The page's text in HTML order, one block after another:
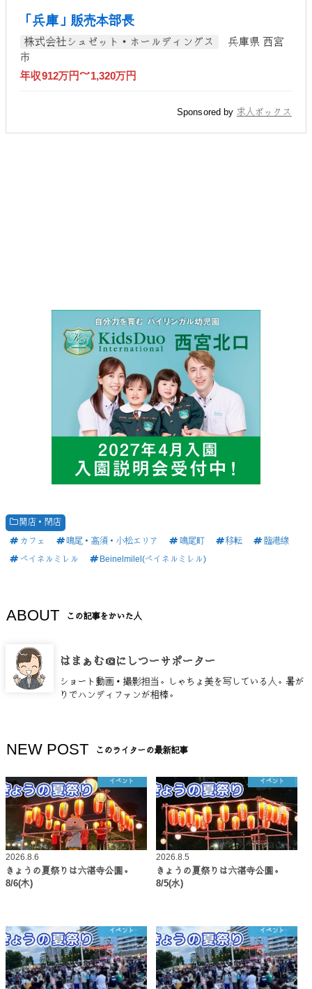
「兵庫」販売本部長
株式会社シュゼット・ホールディングス
兵庫県 西宮
市
年収912万円～1,320万円
Sponsored by 求人ボックス
開店・閉店
カフェ
鳴尾・高須・小松エリア 鳴尾町 移転
臨港線
ベイネルミレル
Beinelmilel(ベイネルミレル)
ABOUT この記事をかいた人
はまぁむ＠にしつーサポーター
ショート動画・撮影担当。しゃちょ美を写している人。暑が
りでハンディファンが相棒。
NEW POST このライターの最新記事
イベント
2026.8.6
きょうの夏祭りは六湛寺公園。
8/6(木)
イベント
2026.8.5
きょうの夏祭りは六湛寺公園。
8/5(水)
イベント イベント